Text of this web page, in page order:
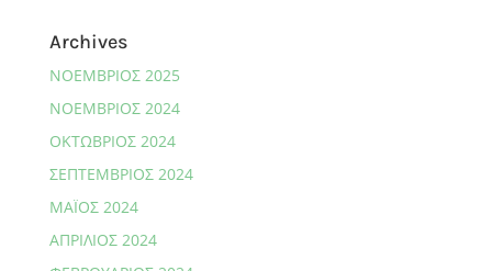
Archives
ΝΟΈΜΒΡΙΟΣ 2025
ΝΟΈΜΒΡΙΟΣ 2024
ΟΚΤΏΒΡΙΟΣ 2024
ΣΕΠΤΈΜΒΡΙΟΣ 2024
ΜΆΙΟΣ 2024
ΑΠΡΊΛΙΟΣ 2024